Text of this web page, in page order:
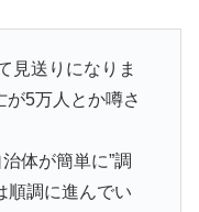
見送りになりま
が5万人とか噂さ
体が簡単に”調
順調に進んでい